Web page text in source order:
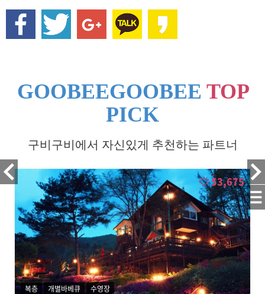
GOOBEEGOOBEE TOP
PICK
구비구비에서 자신있게 추천하는 파트너
53,675
복층 개별바베큐 수영장